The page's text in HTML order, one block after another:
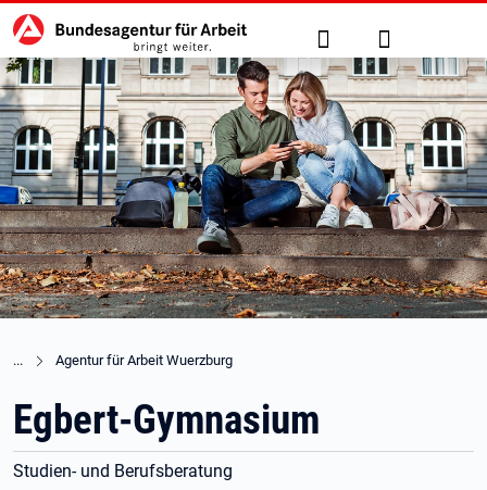
zu den Hauptinhalten springen
Hauptnavigation Suche Anmelden
Agentur für Arbeit Wuerzburg
Egbert-Gymnasium
Studien- und Berufsberatung